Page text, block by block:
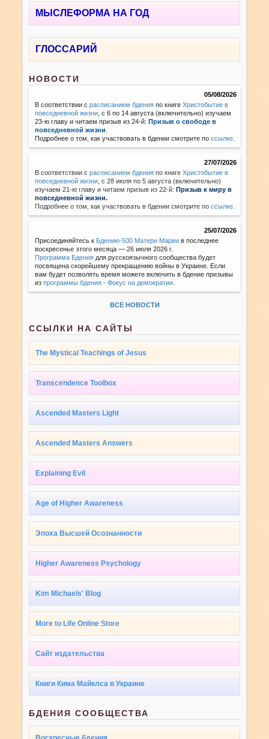
МЫСЛЕФОРМА НА ГОД
ГЛОССАРИЙ
НОВОСТИ
05/08/2026
В соответствии срасписанием бдения по книгеХристобытие в
повседневной жизни , с 6 по 14 августа (включительно) изучаем
23-ю главу и читаем призыв из 24-й:Призыв о свободе в
повседневной жизни
Подробнее о том, как участвовать в бдении смотрите поссылке
27/07/2026
В соответствии с расписанием бдения по книгеХристобытие в
повседневной жизни с 28 июля по 5 августа (включительно)
изучаем 21-ю главу и читаем призыв из 22-й:Призыв к миру в
повседневной жизни.
Подробнее о том, как участвовать в бдении смотрите поссылке
25/07/2026
Присоединяйтесь к Бдению-500 Матери Марии в последнее
воскресенье этого месяца — 26 июля 2026 г.
Программа Бдения для русскоязычного сообщества будет
посвящена скорейшему прекращению войны в Украине. Если
вам будет позволять время можете включить в бдение призывы
изпрограммы бдения - Фокус на демократии
ВСЕ НОВОСТИ
ССЫЛКИ НА САЙТЫ
The Mystical Teachings of Jesus
Transcendence Toolbox
Ascended Masters Light
Ascended Masters Answers
Explaining Evil
Age of Higher Awareness
Эпоха Высшей Осознанности
Higher Awareness Psychology
Kim Michaels' Blog
More to Life Online Store
Сайт издательства
Книги Кима Майклса в Украине
БДЕНИЯ СООБЩЕСТВА